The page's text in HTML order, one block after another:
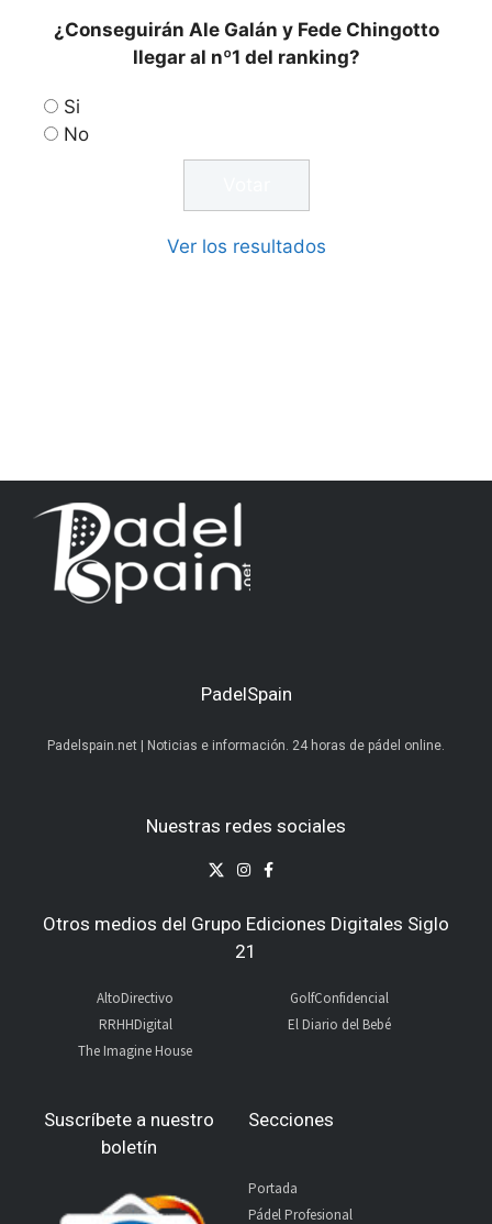
¿Conseguirán Ale Galán y Fede Chingotto
llegar al nº1 del ranking?
Si
No
Ver los resultados
PadelSpain
Padelspain.net | Noticias e información. 24 horas de pádel online.
Nuestras redes sociales
Otros medios del Grupo Ediciones Digitales Siglo
21
AltoDirectivo
RRHHDigital
The Imagine House
GolfConfidencial
El Diario del Bebé
Suscríbete a nuestro
boletín
Secciones
Portada
Pádel Profesional